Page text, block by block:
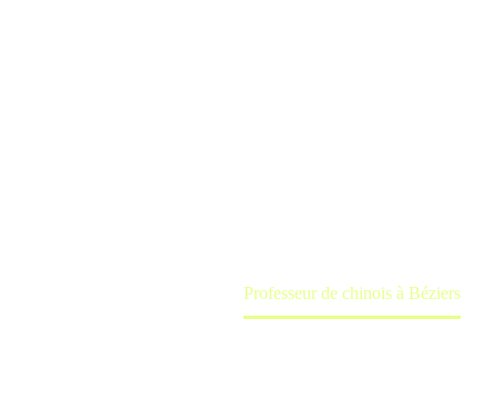
Professeur de chinois à Béziers